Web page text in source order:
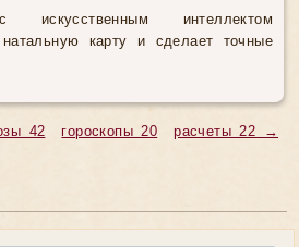
интеллектом
карту и сделает точные
расчеты 22 →
гороскопы 20
42